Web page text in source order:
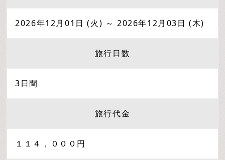
2026年12月01日 (火) ～ 2026年12月03日 (木)
旅行日数
3日間
旅行代金
１１４，０００円